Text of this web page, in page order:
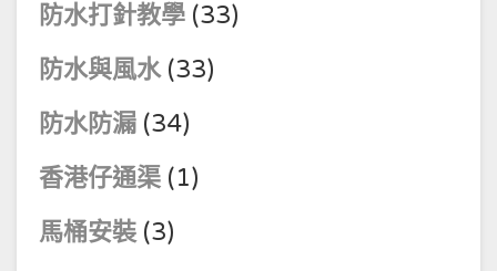
防水打針教學 (33)
防水與風水(33)
防水防漏 (34)
香港仔通渠 (1)
馬桶安裝 (3)